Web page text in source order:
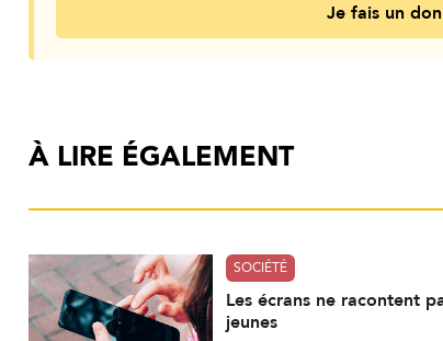
Je fais un
À LIRE ÉGALEMENT
SOCIÉTÉ
Les écrans ne racontent
jeunes